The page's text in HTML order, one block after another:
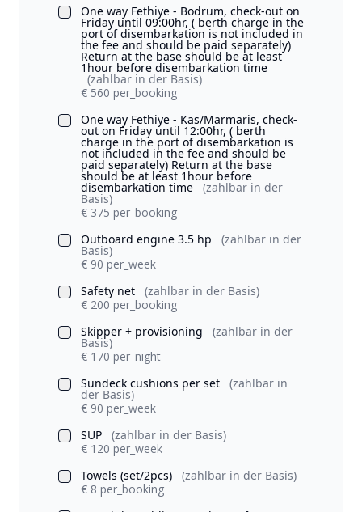
One way Fethiye - Bodrum, check-out on
Friday until 09:00hr, ( berth charge in the
port of disembarkation is not included in
the fee and should be paid separately)
Return at the base should be at least
1hour before disembarkation time
(zahlbar in der Basis)
€ 560 per_booking
One way Fethiye - Kas/Marmaris, check-
out on Friday until 12:00hr, ( berth
charge in the port of disembarkation is
not included in the fee and should be
paid separately) Return at the base
should be at least 1hour before
disembarkation time (zahlbar in der
Basis)
€ 375 per_booking
Outboard engine 3.5 hp
(zahlbar in der
Basis)
€ 90 per_week
Safety net
(zahlbar in der Basis)
€ 200 per_booking
Skipper + provisioning
(zahlbar in der
Basis)
€ 170 per_night
Sundeck cushions per set
(zahlbar in
der Basis)
€ 90 per_week
SUP
(zahlbar in der Basis)
€ 120 per_week
Towels (set/2pcs)
(zahlbar in der Basis)
€ 8 per_booking